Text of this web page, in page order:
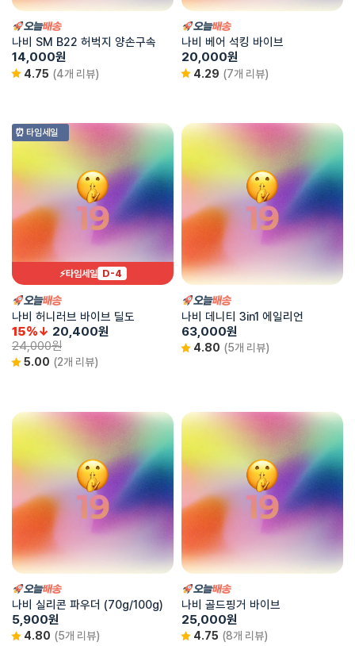
나비 SM B22 허벅지 양손구속
14,000원
4.75 (4개 리뷰)
나비 베어 석킹 바이브
20,000원
4.29 (7개 리뷰)
⚡타임세일 D-4
⏰ 타임세일
나비 허니러브 바이브 딜도
15%↓ 20,400원
24,000원
5.00 (2개 리뷰)
나비 데니티 3in1 에일리언
63,000원
4.80 (5개 리뷰)
나비 실리콘 파우더 (70g/100g)
5,900원
4.80 (5개 리뷰)
나비 골드핑거 바이브
25,000원
4.75 (8개 리뷰)